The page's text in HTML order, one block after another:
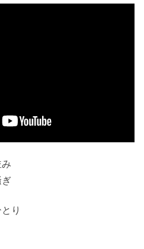
ぎ
り